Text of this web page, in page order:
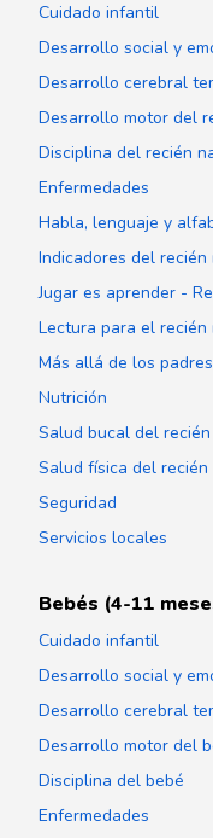
Cuidado infantil
Desarrollo social y
Desarrollo cerebral
Desarrollo motor del
Disciplina del recién
Enfermedades
Habla, lenguaje y
Indicadores del recién
Jugar es aprender -
Lectura para el recién
Más allá de los padres
Nutrición
Salud bucal del
Salud física del recién
Seguridad
Servicios locales
Bebés (4-11
Cuidado infantil
Desarrollo social y
Desarrollo cerebral
Desarrollo motor del
Disciplina del bebé
Enfermedades